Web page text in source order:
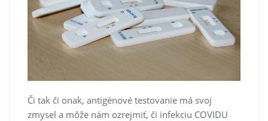
Či tak či onak, antigénové testovanie má svoj
zmysel a môže nám ozrejmiť, či infekciu COVIDU